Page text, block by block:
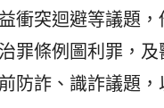
衝突迴避等議題
罪條例圖利罪，
防詐、識詐議題